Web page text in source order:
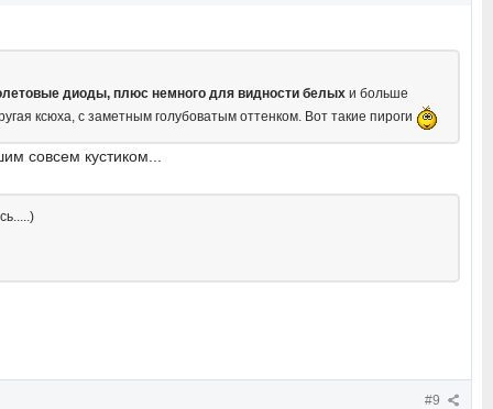
диоды, плюс немного для видности белых и больше
ксюха, с заметным голубоватым оттенком. Вот такие пироги
совсем кустиком...
#9